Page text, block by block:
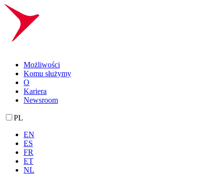
Możliwości
Komu służymy
O
Kariera
Newsroom
PL
EN
ES
FR
ET
NL